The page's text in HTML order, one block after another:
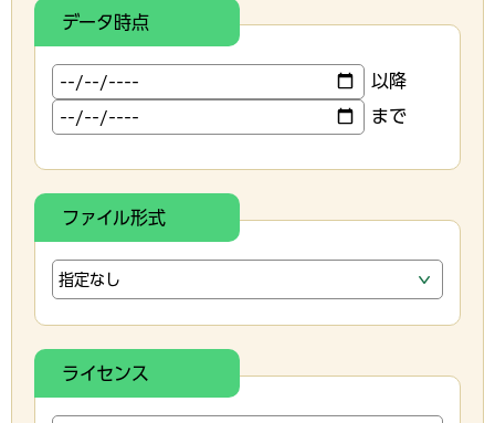
データ時点
以降
まで
ファイル形式
ライセンス